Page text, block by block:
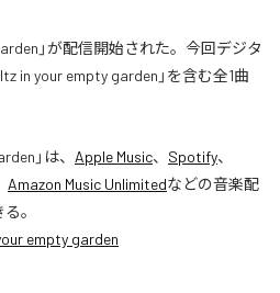
」が配信開始された。今回デジタ
in your empty garden」を含む全1曲
」は、 Apple Music、 Spotify、
Amazon Music Unlimitedなどの音楽配
。
empty garden